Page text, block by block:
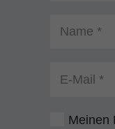
Meinen